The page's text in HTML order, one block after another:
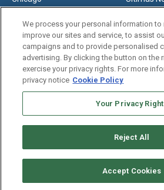
SERVICIOS
Newsletter
Edición
We process your personal information to
improve our sites and service, to assist
campaigns and to provide personalised
advertising. By clicking the button on the
exercise your privacy rights. For more
privacy notice Cookie Policy
Your Privacy
Reject All
Accept Cookies